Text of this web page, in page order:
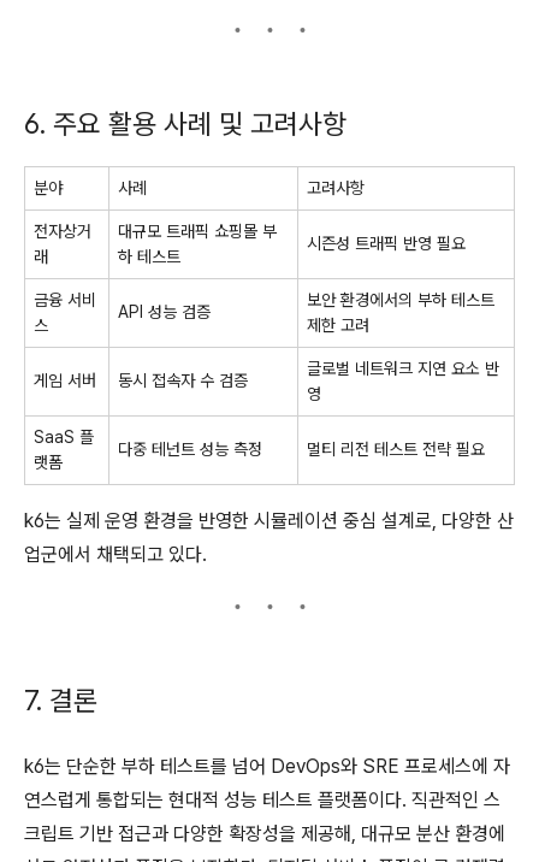
6. 주요 활용 사례 및 고려사항
분야 사례 고려사항
전자상거
래
대규모 트래픽 쇼핑몰 부
하 테스트
시즌성 트래픽 반영 필요
금융 서비
스
API 성능 검증
보안 환경에서의 부하 테스트
제한 고려
게임 서버 동시 접속자 수 검증
글로벌 네트워크 지연 요소 반
영
SaaS 플
랫폼
다중 테넌트 성능 측정 멀티 리전 테스트 전략 필요
k6는 실제 운영 환경을 반영한 시뮬레이션 중심 설계로, 다양한 산
업군에서 채택되고 있다.
7. 결론
k6는 단순한 부하 테스트를 넘어 DevOps와 SRE 프로세스에 자
연스럽게 통합되는 현대적 성능 테스트 플랫폼이다. 직관적인 스
크립트 기반 접근과 다양한 확장성을 제공해, 대규모 분산 환경에